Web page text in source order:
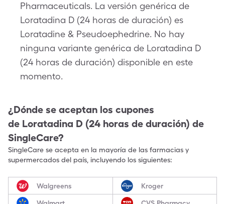
Pharmaceuticals. La versión genérica de
Loratadina D (24 horas de duración) es
Loratadine & Pseudoephedrine. No hay
ninguna variante genérica de Loratadina D
(24 horas de duración) disponible en este
momento.
¿Dónde se aceptan los cupones
de Loratadina D (24 horas de duración) de
SingleCare?
SingleCare se acepta en la mayoría de las farmacias y
supermercados del país, incluyendo los siguientes:
Walgreens Kroger